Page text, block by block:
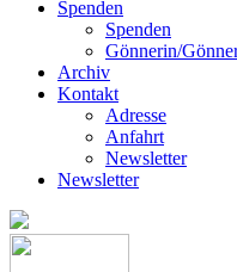
Spenden
Spenden
Gönnerin/
Archiv
Kontakt
Adresse
Anfahrt
Newsletter
Newsletter